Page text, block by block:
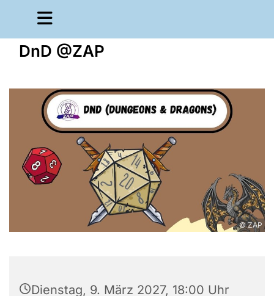
DnD @ZAP
© ZAP
Dienstag, 9. März 2027, 18:00 Uhr